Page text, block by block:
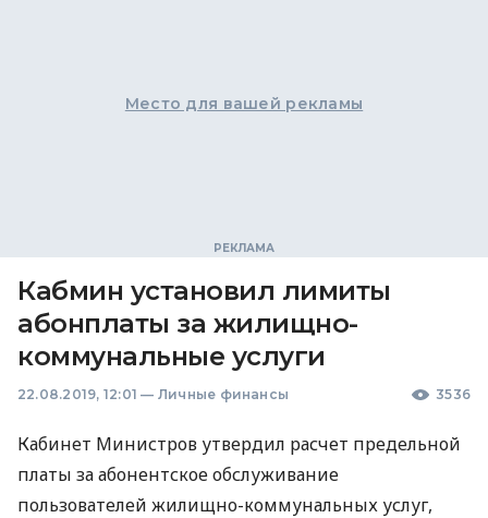
Место для вашей рекламы
Кабмин установил лимиты
абонплаты за жилищно-
коммунальные услуги
22.08.2019, 12:01 — Личные финансы 3536
Кабинет Министров утвердил расчет предельной
платы за абонентское обслуживание
пользователей жилищно-коммунальных услуг,